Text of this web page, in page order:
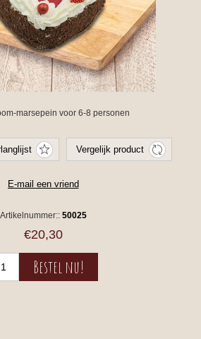
marsepein voor 6-8 personen
Artikelnummer:: 50025
€20,30